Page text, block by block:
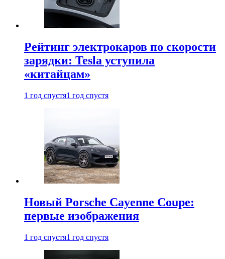
Рейтинг электрокаров по скорости
зарядки: Tesla уступила
«китайцам»
1 год спустя1 год спустя
Новый Porsche Cayenne Coupe:
первые изображения
1 год спустя1 год спустя